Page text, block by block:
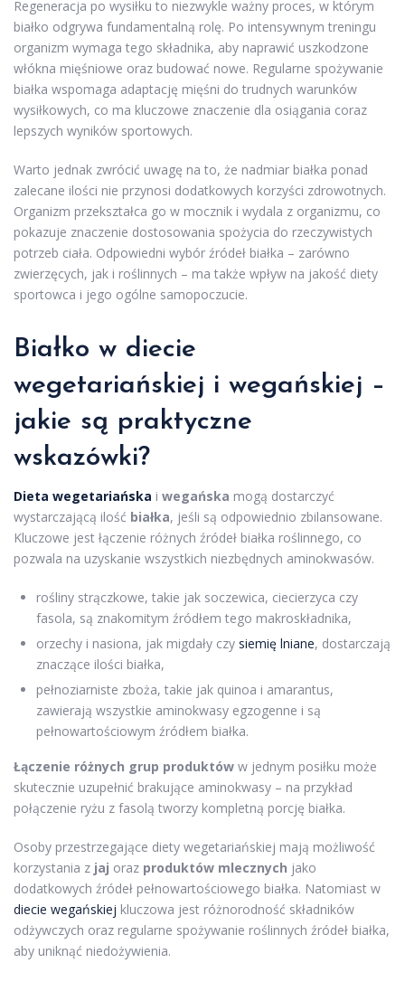
Regeneracja po wysiłku to niezwykle ważny proces, w którym
białko odgrywa fundamentalną rolę. Po intensywnym treningu
organizm wymaga tego składnika, aby naprawić uszkodzone
włókna mięśniowe oraz budować nowe. Regularne spożywanie
białka wspomaga adaptację mięśni do trudnych warunków
wysiłkowych, co ma kluczowe znaczenie dla osiągania coraz
lepszych wyników sportowych.
Warto jednak zwrócić uwagę na to, że nadmiar białka ponad
zalecane ilości nie przynosi dodatkowych korzyści zdrowotnych.
Organizm przekształca go w mocznik i wydala z organizmu, co
pokazuje znaczenie dostosowania spożycia do rzeczywistych
potrzeb ciała. Odpowiedni wybór źródeł białka – zarówno
zwierzęcych, jak i roślinnych – ma także wpływ na jakość diety
sportowca i jego ogólne samopoczucie.
Białko w diecie
wegetariańskiej i wegańskiej –
jakie są praktyczne
wskazówki?
Dieta wegetariańska i wegańska mogą dostarczyć
wystarczającą ilość białka, jeśli są odpowiednio zbilansowane.
Kluczowe jest łączenie różnych źródeł białka roślinnego, co
pozwala na uzyskanie wszystkich niezbędnych aminokwasów.
rośliny strączkowe, takie jak soczewica, ciecierzyca czy
fasola, są znakomitym źródłem tego makroskładnika,
orzechy i nasiona, jak migdały czy siemię lniane, dostarczają
znaczące ilości białka,
pełnoziarniste zboża, takie jak quinoa i amarantus,
zawierają wszystkie aminokwasy egzogenne i są
pełnowartościowym źródłem białka.
Łączenie różnych grup produktów w jednym posiłku może
skutecznie uzupełnić brakujące aminokwasy – na przykład
połączenie ryżu z fasolą tworzy kompletną porcję białka.
Osoby przestrzegające diety wegetariańskiej mają możliwość
korzystania z jaj oraz produktów mlecznych jako
dodatkowych źródeł pełnowartościowego białka. Natomiast w
diecie wegańskiej kluczowa jest różnorodność składników
odżywczych oraz regularne spożywanie roślinnych źródeł białka,
aby uniknąć niedożywienia.